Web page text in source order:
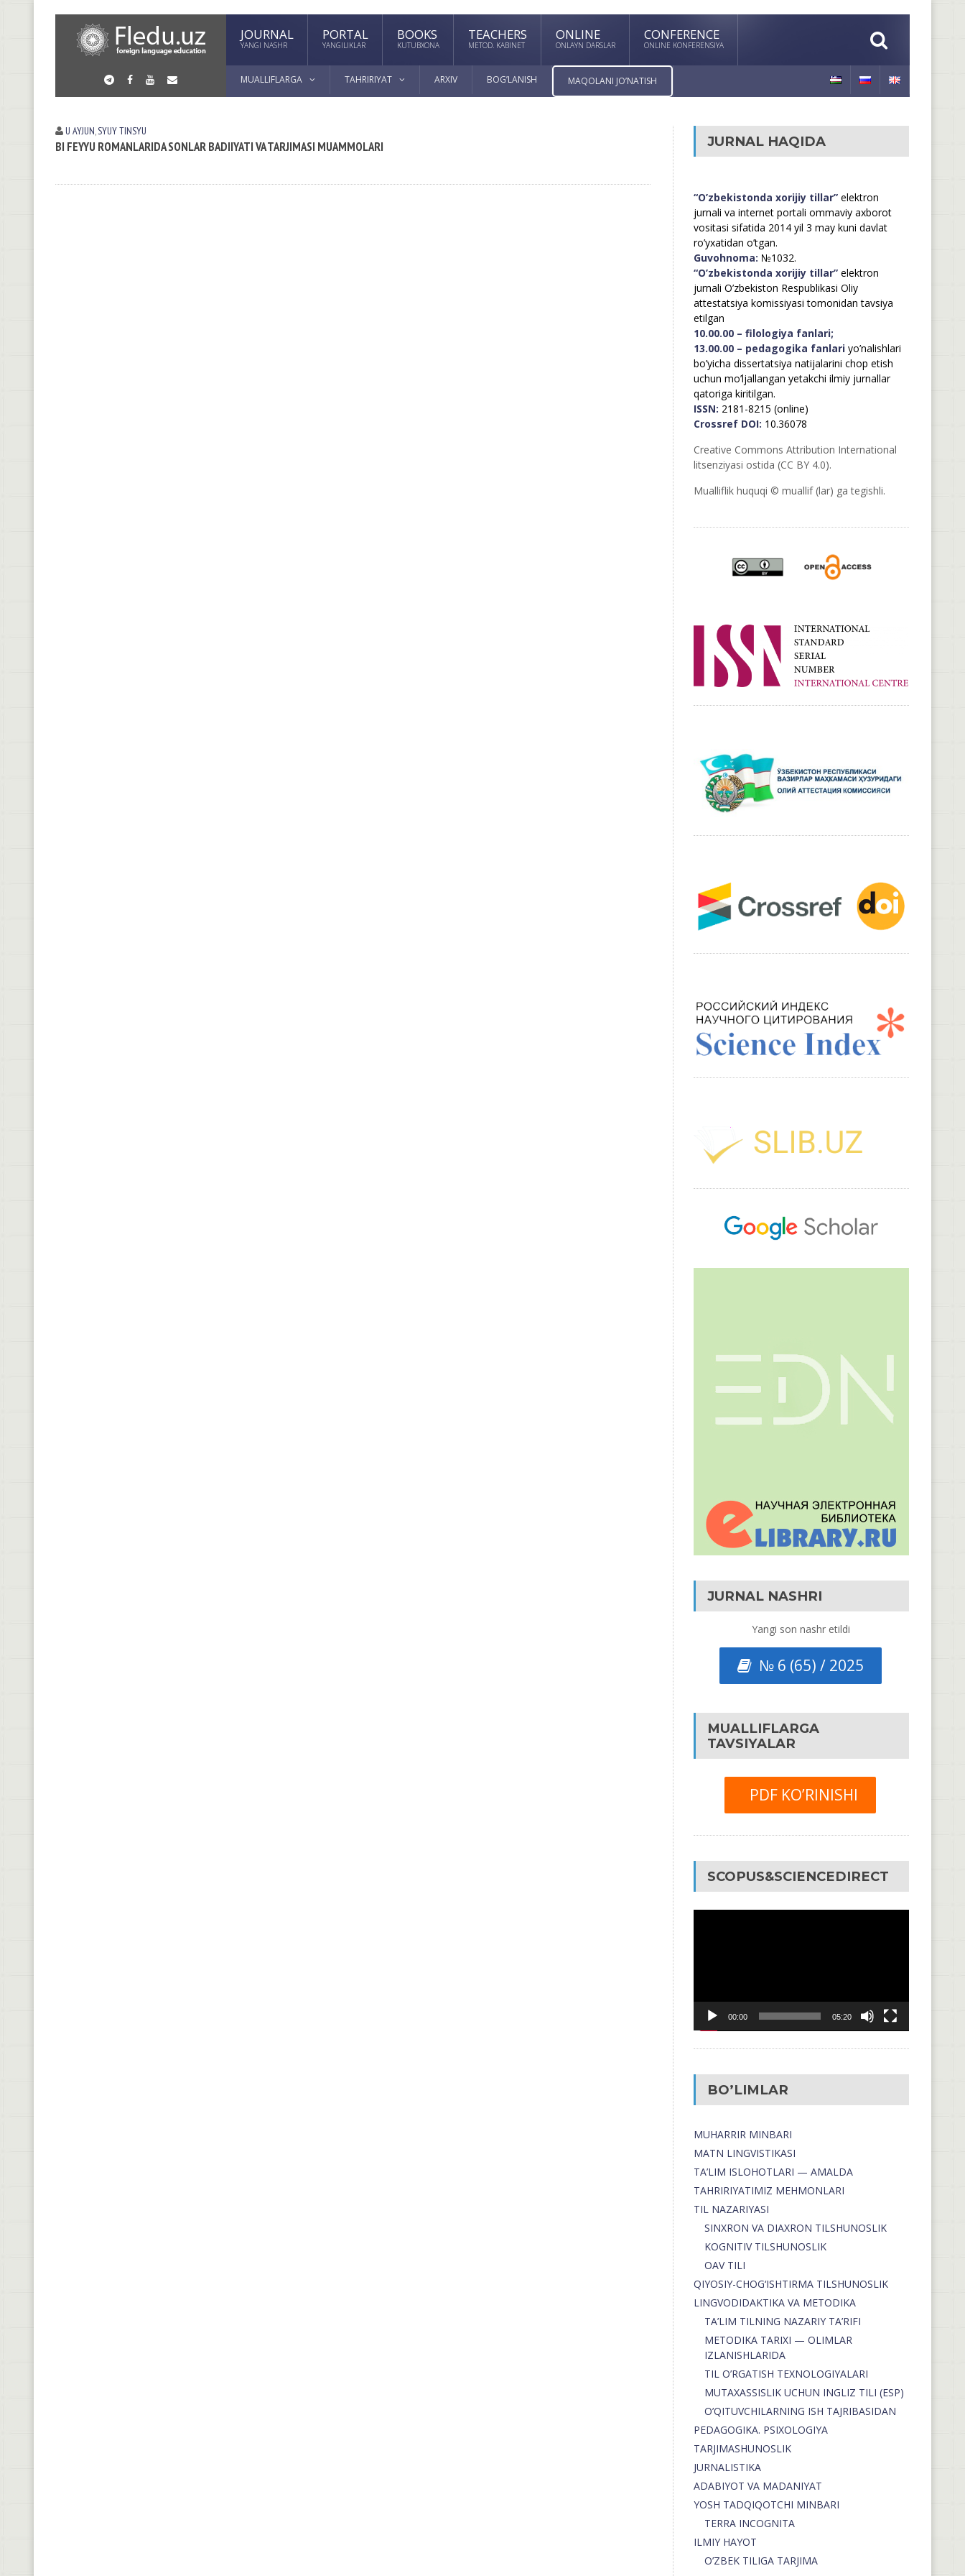
JOURNAL
YANGI NASHR
PORTAL
YANGILIKLAR
BOOKS
KUTUBXONA
TEACHERS
METOD. KABINET
ONLINE
ONLAYN DARSLAR
CONFERENCE
ONLINE KONFERENSIYA
MUALLIFLARGA TAHRIRIYAT ARXIV BOG’LANISH MAQOLANI JO’NATISH
U AYJUN,SYUY TINSYU
BI FEYYU ROMANLARIDA SONLAR BADIIYATI VA TARJIMASI MUAMMOLARI JURNAL HAQIDA
“O’zbekistonda xorijiy tillar”elektron
jurnali va internet portali ommaviy axborot
vositasi sifatida 2014 yil 3 may kuni davlat
ro’yxatidan o’tgan.
Guvohnoma: №1032.
“O’zbekistonda xorijiy tillar”elektron
jurnali O’zbekiston Respublikasi Oliy
attestatsiya komissiyasi tomonidan tavsiya
etilgan
10.00.00 – filologiya fanlari;
13.00.00 – pedagogika fanlariyo’nalishlari
bo’yicha dissertatsiya natijalarini chop etish
uchun mo’ljallangan yetakchi ilmiy jurnallar
qatoriga kiritilgan.
ISSN: 2181-8215 (online)
Crossref DOI: 10.36078
Creative Commons Attribution International
litsenziyasi ostida (CC BY 4.0).
Mualliflik huquqi © muallif (lar) ga tegishli.
JURNAL NASHRI
Yangi son nashr etildi
№ 6 (65) / 2025
MUALLIFLARGA
TAVSIYALAR
PDF KO’RINISHI
SCOPUS&SCIENCEDIRECT
00:00 05:20
BO’LIMLAR
MUHARRIR MINBARI
MATN LINGVISTIKASI
TA’LIM ISLOHOTLARI — AMALDA
TAHRIRIYATIMIZ MEHMONLARI
TIL NAZARIYASI
SINXRON VA DIAXRON TILSHUNOSLIK
KOGNITIV TILSHUNOSLIK
OAV TILI
QIYOSIY-CHOG‘ISHTIRMA TILSHUNOSLIK
LINGVODIDAKTIKA VA METODIKA
TA’LIM TILNING NAZARIY TA’RIFI
METODIKA TARIXI — OLIMLAR
IZLANISHLARIDA
TIL O’RGATISH TEXNOLOGIYALARI
MUTAXASSISLIK UCHUN INGLIZ TILI (ESP)
O’QITUVCHILARNING ISH TAJRIBASIDAN
PEDAGOGIKA. PSIXOLOGIYA
TARJIMASHUNOSLIK
JURNALISTIKA
ADABIYOT VA MADANIYAT
YOSH TADQIQOTCHI MINBARI
TERRA INCOGNITA
ILMIY HAYOT
O’ZBEK TILIGA TARJIMA